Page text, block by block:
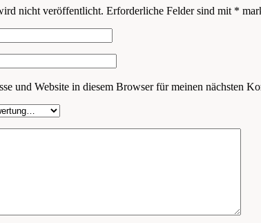
nicht veröffentlicht. Erforderliche Felder sind mit *
und Website in diesem Browser für meinen nächsten